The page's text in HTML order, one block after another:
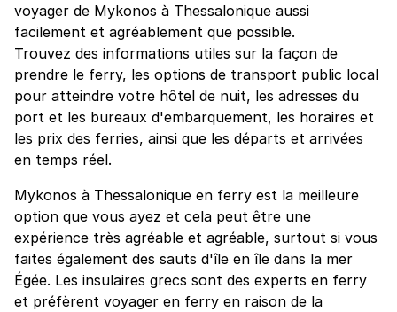
voyager de Mykonos à Thessalonique aussi
facilement et agréablement que possible.
Trouvez des informations utiles sur la façon de
prendre le ferry, les options de transport public local
pour atteindre votre hôtel de nuit, les adresses du
port et les bureaux d'embarquement, les horaires et
les prix des ferries, ainsi que les départs et arrivées
en temps réel.
Mykonos à Thessalonique en ferry est la meilleure
option que vous ayez et cela peut être une
expérience très agréable et agréable, surtout si vous
faites également des sauts d'île en île dans la mer
Égée. Les insulaires grecs sont des experts en ferry
et préfèrent voyager en ferry en raison de la